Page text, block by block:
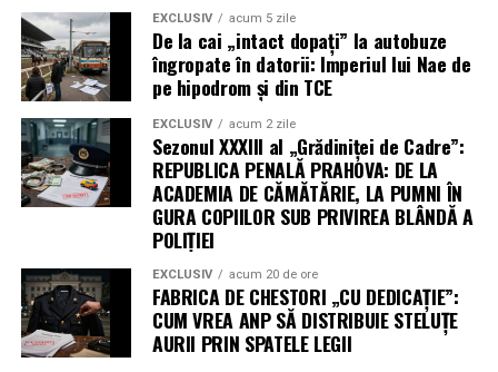
EXCLUSIV acum 5 zile
De la cai „intact dopați” la autobuze
îngropate în datorii: Imperiul lui Nae de
pe hipodrom și din TCE
EXCLUSIV acum 2 zile
Sezonul XXXIII al „Grădiniței de Cadre”:
REPUBLICA PENALĂ PRAHOVA: DE LA
ACADEMIA DE CĂMĂTĂRIE, LA PUMNI ÎN
GURA COPIILOR SUB PRIVIREA BLÂNDĂ A
POLIȚIEI
EXCLUSIV acum 20 de ore
FABRICA DE CHESTORI „CU DEDICAȚIE”:
CUM VREA ANP SĂ DISTRIBUIE STELUȚE
AURII PRIN SPATELE LEGII